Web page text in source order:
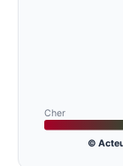
Cher
©